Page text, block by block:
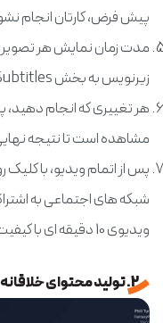
پیش فرض، کارتان انجام
مدت زمان نمایش هر تصویر
زیرنویس به بخش Subtitles بروید و متن خود را وارد کنید.
هر تغییری که انجام
مشاهده است تا نتیجه
ویدیوی 10 دقیقه ای با کیفیت 720p را فراهم می کند.
2. تولید محتوای خلاقانه با Genmo